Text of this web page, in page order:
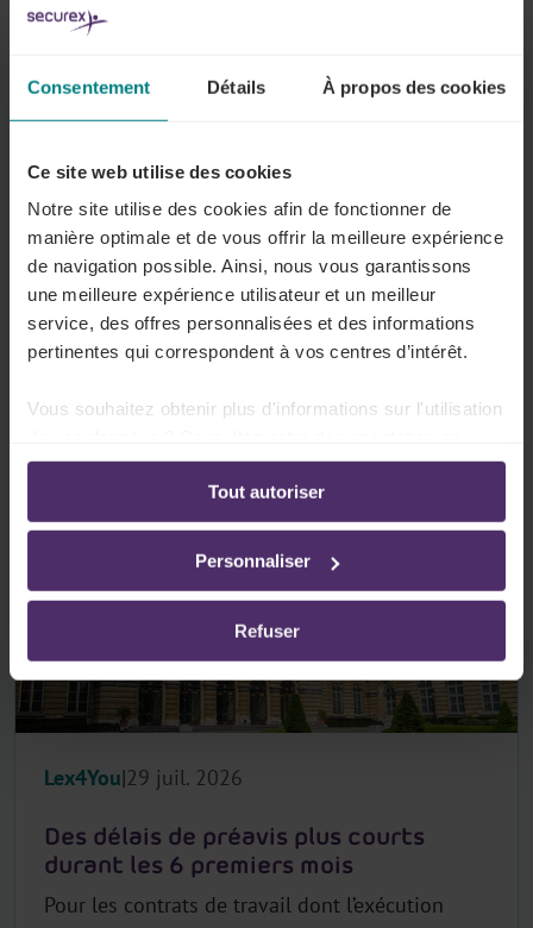
Consentement Détails À propos des cookies
Ce site web utilise des cookies
Notre site utilise des cookies afin de fonctionner de
manière optimale et de vous offrir la meilleure expérience
de navigation possible. Ainsi, nous vous garantissons
une meilleure expérience utilisateur et un meilleur
service, des offres personnalisées et des informations
pertinentes qui correspondent à vos centres d’intérêt.
Vous souhaitez obtenir plus d'informations sur l'utilisation
ligne:
Politique de confidentialité-Politique en matière
d’utilisation des cookies
Tout autoriser
Personnaliser
Refuser
29 juil. 2026
La loi réformant l'impôt des
personnes physiques modifie le
paysage fiscal
La loi portant réforme de l’impôt des personnes
physiques met en œuvre plusieurs mesures
fiscales prévues dans l’accord d’été. Ces mesures
visent à augmenter le pouvoir d’achat et à
renforcer l’attractivité financière du travail.
Lex4You
Lex4You 29 juil. 2026
Des délais de préavis plus courts
durant les 6 premiers mois
Pour les contrats de travail dont l’exécution